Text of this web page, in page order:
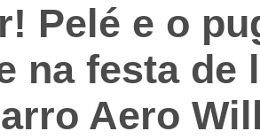
Pelé e o
na festa de
Aero